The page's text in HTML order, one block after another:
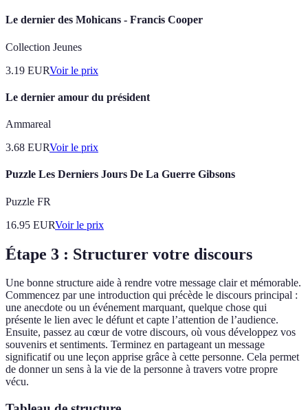
Le dernier des Mohicans - Francis Cooper
Collection Jeunes
3.19 EURVoir le prix
Le dernier amour du président
Ammareal
3.68 EURVoir le prix
Puzzle Les Derniers Jours De La Guerre Gibsons
Puzzle FR
16.95 EURVoir le prix
Étape 3 : Structurer votre discours
Une bonne structure aide à rendre votre message clair et mémorable.
Commencez par une introduction qui précède le discours principal :
une anecdote ou un événement marquant, quelque chose qui
présente le lien avec le défunt et capte l’attention de l’audience.
Ensuite, passez au cœur de votre discours, où vous développez vos
souvenirs et sentiments. Terminez en partageant un message
significatif ou une leçon apprise grâce à cette personne. Cela permet
de donner un sens à la vie de la personne à travers votre propre
vécu.